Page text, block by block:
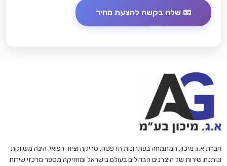
חברת א.ג מיכון, המתמחה בפתרונות הדפסה, סריקה וציוד רפואי, הינה משווקת
ונותנת שירות של היצרנים הגדולים בעולם בישראל ומחזיקה מספר מרכזי שירות